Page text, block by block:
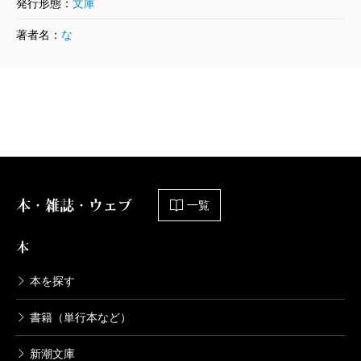
発行形態： 文庫
著者名： な
本・雑誌・ウェブ 一覧
本
本を探す
書籍（単行本など）
新潮文庫